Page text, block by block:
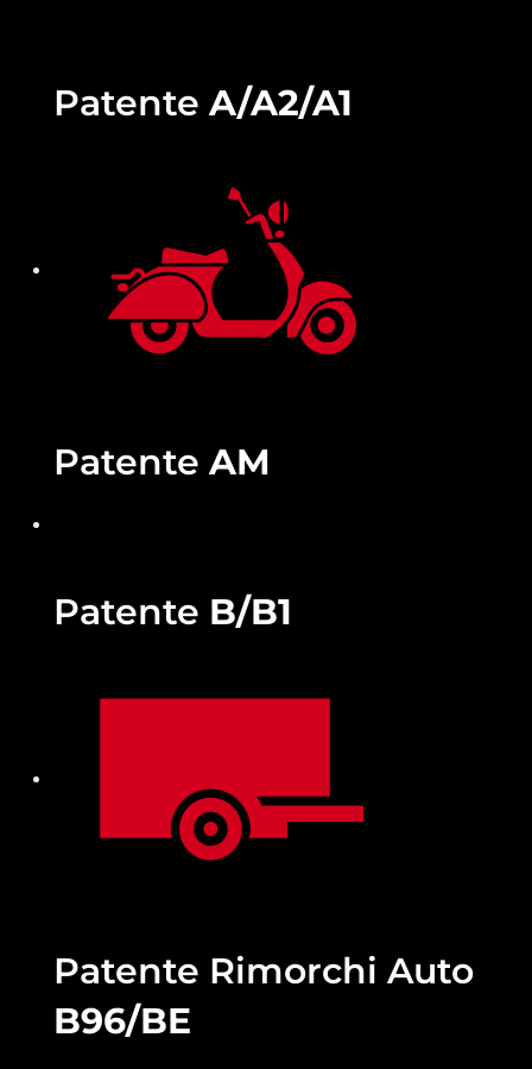
Patente A/A2/A1
Patente AM
Patente B/B1
Patente Rimorchi Auto
B96/BE